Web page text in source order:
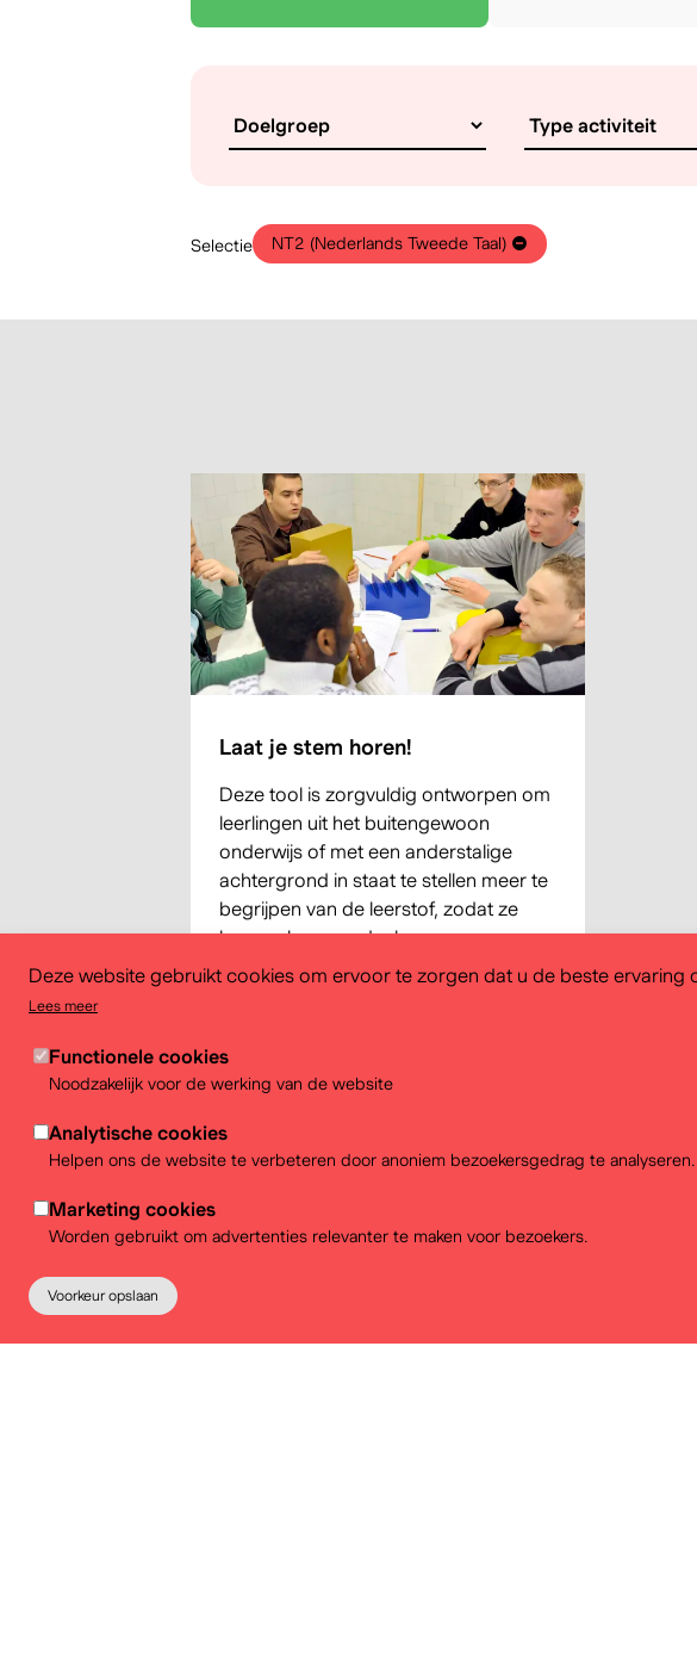
Deze website gebruikt cookies om ervoor te zorgen dat u de beste ervaring
Lees meer
Functionele cookies
Noodzakelijk voor de werking van de website
Analytische cookies
Helpen ons de website te verbeteren door anoniem bezoekersgedrag te analyseren.
Marketing cookies
Worden gebruikt om advertenties relevanter te maken voor bezoekers.
Voorkeur opslaan
Selectie NT2 (Nederlands Tweede Taal)
Laat je stem horen!
Deze tool is zorgvuldig ontworpen om
leerlingen uit het buitengewoon
onderwijs of met een anderstalige
achtergrond in staat te stellen meer te
begrijpen van de leerstof, zodat ze
kunnen leren en deelnemen aan
zinvolle gesprekken over democratie.